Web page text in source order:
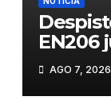
EN206
Fornos
AGO 7, 2026